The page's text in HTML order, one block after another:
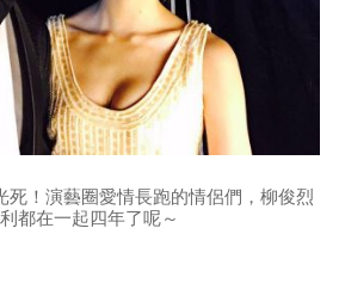
死！演藝圈愛情長跑的情侶們，柳俊烈
都在一起四年了呢～